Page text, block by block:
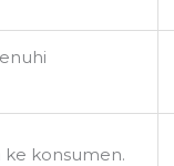
ke konsumen.